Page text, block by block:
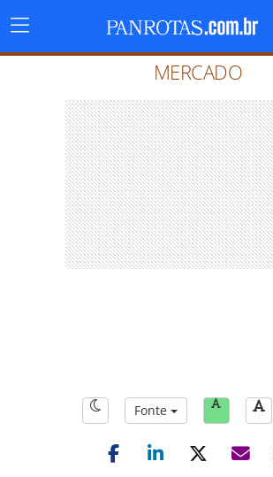
Menu
Principal
MERCADO
Fonte